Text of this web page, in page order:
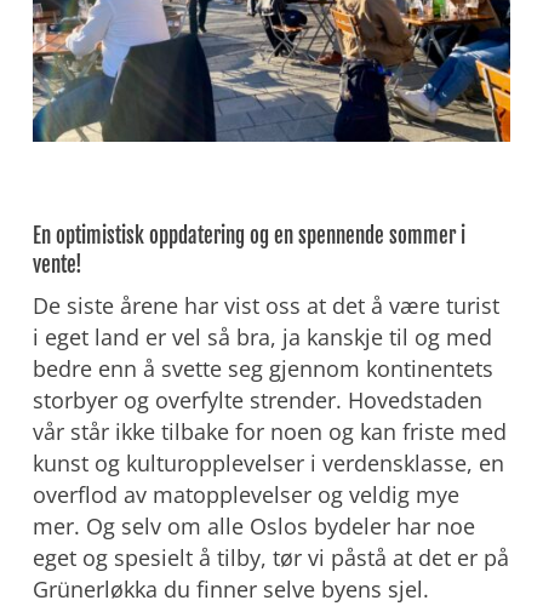
En optimistisk oppdatering og en spennende sommer i
vente!
De siste årene har vist oss at det å være turist
i eget land er vel så bra, ja kanskje til og med
bedre enn å svette seg gjennom kontinentets
storbyer og overfylte strender. Hovedstaden
vår står ikke tilbake for noen og kan friste med
kunst og kulturopplevelser i verdensklasse, en
overflod av matopplevelser og veldig mye
mer. Og selv om alle Oslos bydeler har noe
eget og spesielt å tilby, tør vi påstå at det er på
Grünerløkka du finner selve byens sjel.